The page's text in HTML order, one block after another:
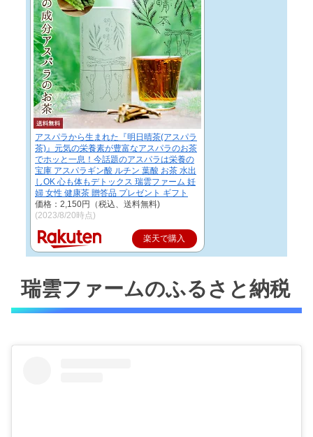
アスパラから生まれた『明日晴茶(アスパラ
茶)』元気の栄養素が豊富なアスパラのお茶
でホッと一息！今話題のアスパラは栄養の
宝庫 アスパラギン酸 ルチン 葉酸 お茶 水出
しOK 心も体もデトックス 瑞雲ファーム 妊
婦 女性 健康茶 贈答品 プレゼント ギフト
価格：2,150円（税込、送料無料)
(2023/8/20時点)
楽天で購入
瑞雲ファームのふるさと納税